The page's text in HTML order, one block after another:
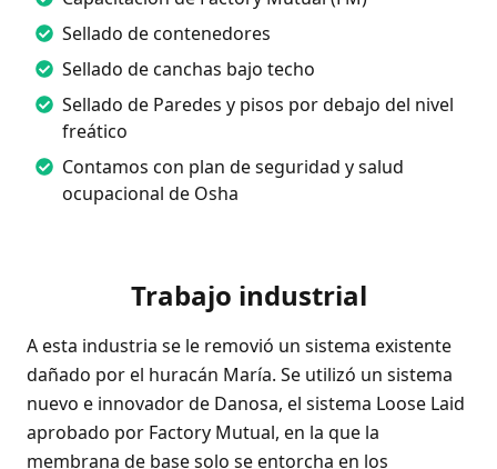
Sellado de contenedores
Sellado de canchas bajo techo
Sellado de Paredes y pisos por debajo del nivel
freático
Contamos con plan de seguridad y salud
ocupacional de Osha
Trabajo industrial
A esta industria se le removió un sistema existente
dañado por el huracán María. Se utilizó un sistema
nuevo e innovador de Danosa, el sistema Loose Laid
aprobado por Factory Mutual, en la que la
membrana de base solo se entorcha en los